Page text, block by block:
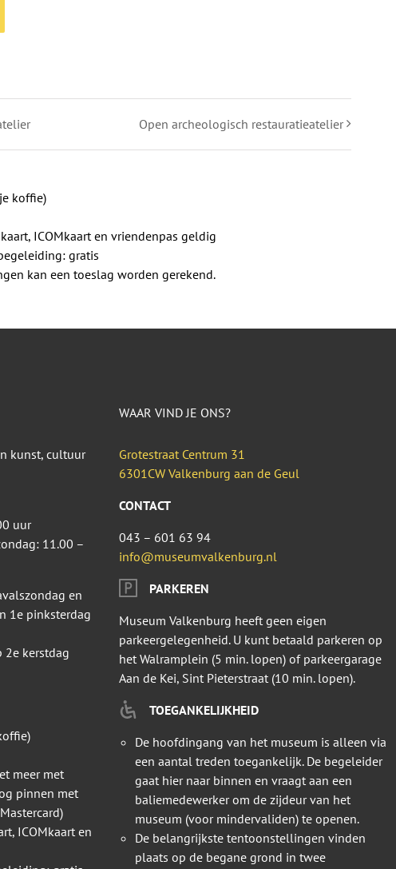
Open archeologisch restauratieatelier
koffie)
ICOMkaart en vriendenpas geldig
gratis
kan een toeslag worden gerekend.
kunst, cultuur
uur
11.00 –
en
1e pinksterdag
2e kerstdag
meer met
pinnen met
ICOMkaart en
WAAR VIND JE ONS?
Grotestraat Centrum 31
6301CW Valkenburg aan de Geul
CONTACT
043 – 601 63 94
info@museumvalkenburg.nl
PARKEREN
Museum Valkenburg heeft geen eigen
parkeergelegenheid. U kunt betaald parkeren op
het Walramplein (5 min. lopen) of parkeergarage
Aan de Kei, Sint Pieterstraat (10 min. lopen).
TOEGANKELIJKHEID
De hoofdingang van het museum is alleen via
een aantal treden toegankelijk. De begeleider
gaat hier naar binnen en vraagt aan een
baliemedewerker om de zijdeur van het
museum (voor mindervaliden) te openen.
De belangrijkste tentoonstellingen vinden
plaats op de begane grond in twee